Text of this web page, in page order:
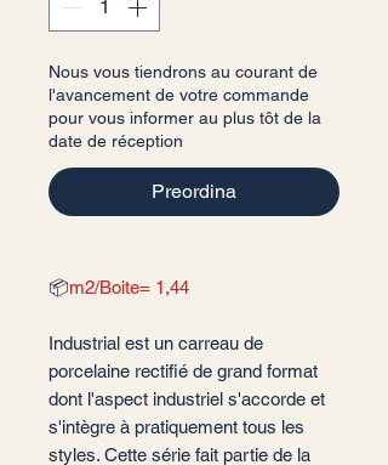
Nous vous tiendrons au courant de
l'avancement de votre commande
pour vous informer au plus tôt de la
date de réception
Preordina
📦m2/Boite= 1,44
Industrial est un carreau de
porcelaine rectifié de grand format
dont l'aspect industriel s'accorde et
s'intègre à pratiquement tous les
styles. Cette série fait partie de la